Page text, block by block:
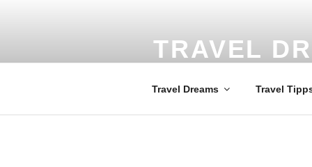
TRAVEL
Travel Dreams Travel